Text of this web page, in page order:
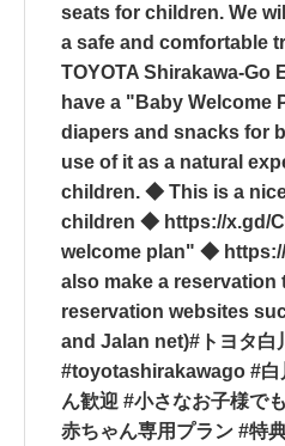
seats for children. We
a safe and comfortable
TOYOTA Shirakawa-Go
have a "Baby Welcome
diapers and snacks for
use of it as a natural
children. ◆ This is a
children ◆ https://x.gd/
welcome plan" ◆
also make a reservation
reservation websites
and Jalan net)#トヨタ白
#toyotashirakawago #白
ん歓迎 #小さなお子様で
赤ちゃん専用プラン #特